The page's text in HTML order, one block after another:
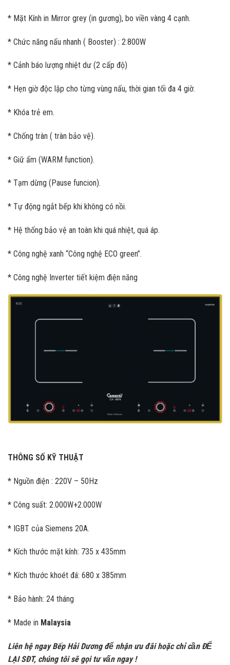
* Mặt Kính in Mirror grey (in gương), bo viền vàng 4 cạnh.
* Chức năng nấu nhanh ( Booster) : 2.800W
* Cảnh báo lượng nhiệt dư (2 cấp độ)
* Hẹn giờ độc lập cho từng vùng nấu, thời gian tối đa 4 giờ.
* Khóa trẻ em.
* Chống tràn ( tràn bảo vệ).
* Giữ ấm (WARM function).
* Tạm dừng (Pause funcion).
* Tự động ngắt bếp khi không có nồi.
* Hệ thống bảo vệ an toàn khi quá nhiệt, quá áp.
* Công nghệ xanh “Công nghệ ECO green”.
* Công nghệ Inverter tiết kiệm điện năng
THÔNG SỐ KỸ THUẬT
* Nguồn điện : 220V – 50Hz
* Công suất: 2.000W+2.000W
* IGBT của Siemens 20A.
* Kích thước mặt kính: 735 x 435mm
* Kích thước khoét đá: 680 x 385mm
* Bảo hành: 24 tháng
* Made in Malaysia
Liên hệ ngay Bếp Hải Dương để nhận ưu đãi hoặc chỉ cần ĐỂ
LẠI SĐT, chúng tôi sẽ gọi tư vấn ngay !